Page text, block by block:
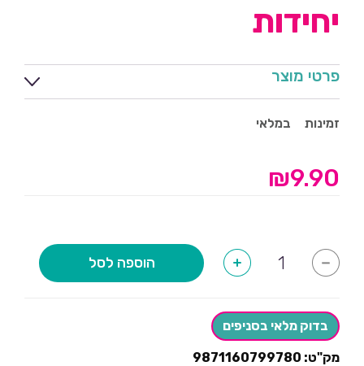
יחידות
פרטי מוצר
זמינות במלאי
₪9.90
-
של
מקל-
5
יחידות
+ הוספה לסל
בדוק מלאי בסניפים
מק"ט: 9871160799780